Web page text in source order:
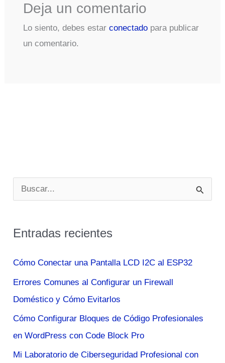
Deja un comentario
Lo siento, debes estar conectadopara publicar
un comentario.
u
c
p
o
r
:
Entradas recientes
Cómo Conectar una Pantalla LCD I2C al ESP32
Errores Comunes al Configurar un Firewall
Doméstico y Cómo Evitarlos
Cómo Configurar Bloques de Código Profesionales
en WordPress con Code Block Pro
Mi Laboratorio de Ciberseguridad Profesional con